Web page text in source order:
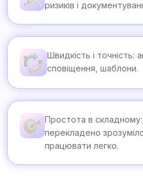
ризиків і
Швидкість і точність:
сповіщення, шаблони.
Простота в
перекладено
працювати легко.